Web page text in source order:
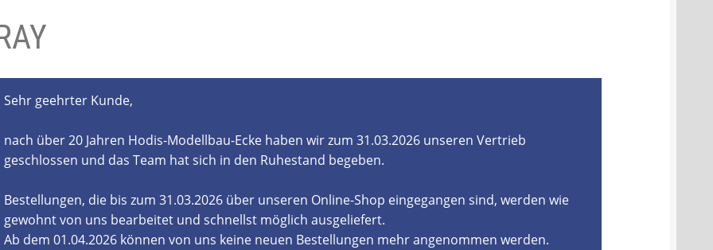
Elektronikgeräte Verordnung
Sehr geehrter Kunde,
nach über 20 Jahren Hodis-Modellbau-Ecke haben wir zum 31.03.2026 unseren Vertrieb
geschlossen und das Team hat sich in den Ruhestand begeben.
Bestellungen, die bis zum 31.03.2026 über unseren Online-Shop eingegangen sind, werden wie
gewohnt von uns bearbeitet und schnellst möglich ausgeliefert.
Ab dem 01.04.2026 können von uns keine neuen Bestellungen mehr angenommen werden.